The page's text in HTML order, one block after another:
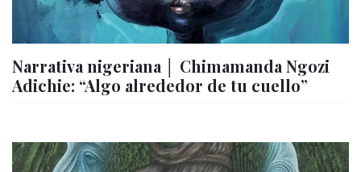
Narrativa nigeriana │ Chimamanda Ngozi
Adichie: “Algo alrededor de tu cuello”